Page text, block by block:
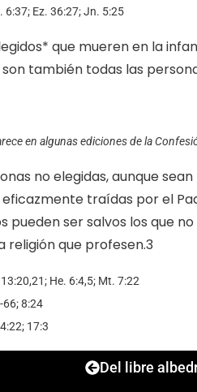
6:37; Ez. 36:27; Jn. 5:25
que mueren en la
son también todas las
en algunas ediciones de la
no elegidas, aunque
traídas por el
pueden ser salvos los que
religión que profesen.3
He. 6:4,5; Mt. 7:22
66; 8:24
17:3
Del libre